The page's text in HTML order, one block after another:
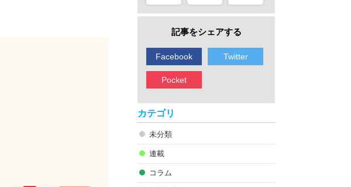
記事をシェアする
Facebook Twitter
Pocket
カテゴリ
未分類
連載
コラム